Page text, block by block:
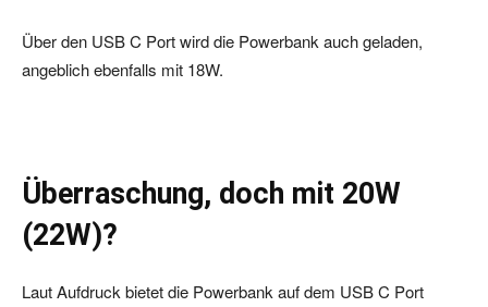
Über den USB C Port wird die Powerbank auch geladen,
angeblich ebenfalls mit 18W.
Überraschung, doch mit 20W
(22W)?
Laut Aufdruck bietet die Powerbank auf dem USB C Port